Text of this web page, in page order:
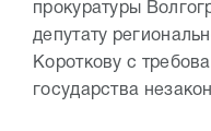
прокуратуры
депутату
Короткову с
государства